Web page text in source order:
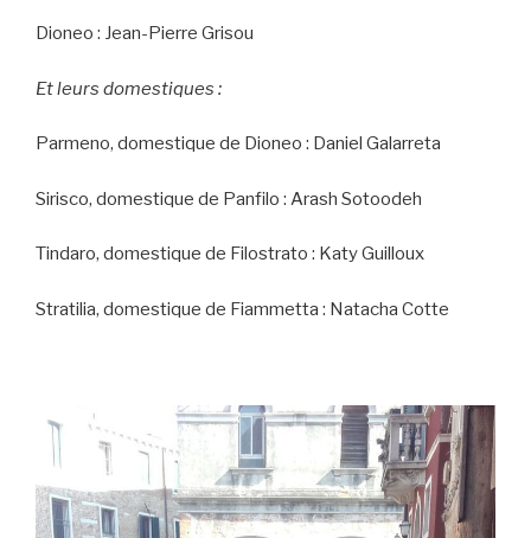
Dioneo : Jean-Pierre Grisou
Et leurs domestiques :
Parmeno, domestique de Dioneo : Daniel Galarreta
Sirisco, domestique de Panfilo : Arash Sotoodeh
Tindaro, domestique de Filostrato : Katy Guilloux
Stratilia, domestique de Fiammetta : Natacha Cotte